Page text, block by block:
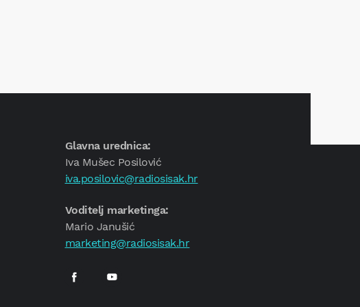
Glavna urednica:
Iva Mušec Posilović
iva.posilovic@radiosisak.hr
Voditelj marketinga:
Mario Janušić
marketing@radiosisak.hr